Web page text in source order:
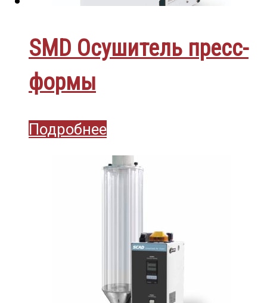
SMD Осушитель пресс-
формы
Подробнее